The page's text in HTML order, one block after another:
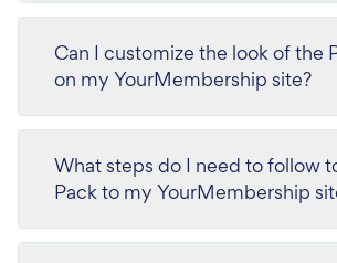
Can I customize the look of the
on my YourMembership site?
What steps do I need to follow
Pack to my YourMembership